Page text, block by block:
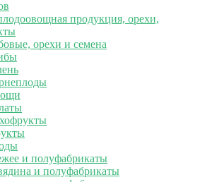
продукция, орехи,
орехи и семена
и полуфабрикаты
и полуфабрикаты